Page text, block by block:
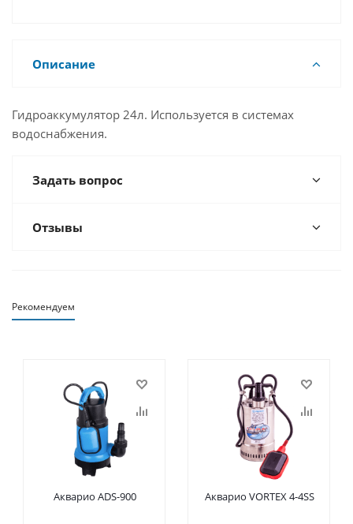
Описание
Гидроаккумулятор 24л. Используется в системах
водоснабжения.
Задать вопрос
Отзывы
Рекомендуем
Акварио ADS-900 Акварио VORTEX 4-4SS